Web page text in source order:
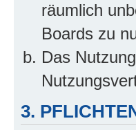
räumlich
Boards zu
Das
3.